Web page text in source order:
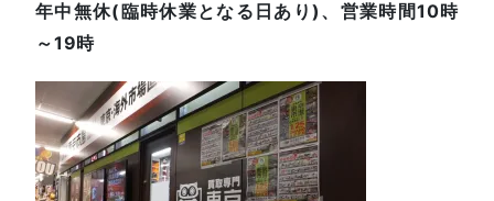
年中無休(臨時休業となる日あり)、営業時間10時
～19時